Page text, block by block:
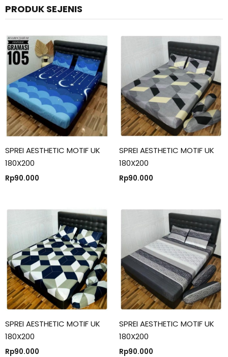
PRODUK SEJENIS
SPREI AESTHETIC MOTIF UK
180X200
Rp90.000
SPREI AESTHETIC MOTIF UK
180X200
Rp90.000
SPREI AESTHETIC MOTIF UK
180X200
Rp90.000
SPREI AESTHETIC MOTIF UK
180X200
Rp90.000